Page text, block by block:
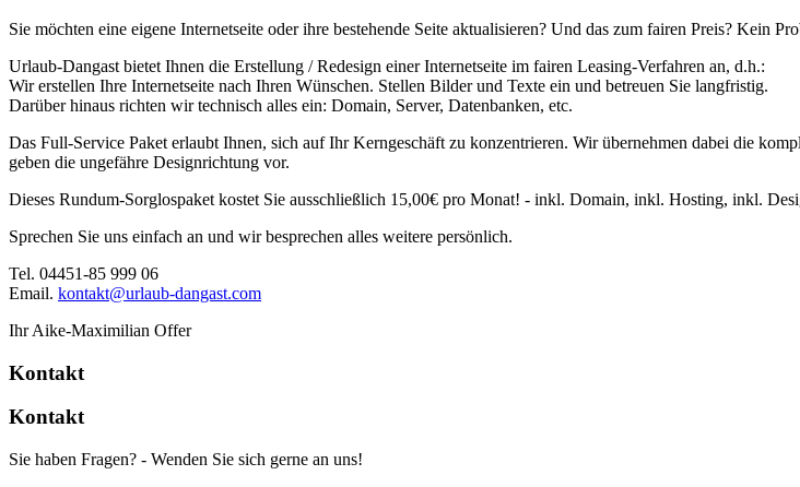
Sie möchten eine eigene Internetseite oder ihre bestehende Seite aktualisieren? Und das zum fairen Preis? Kein
Urlaub-Dangast bietet Ihnen die Erstellung / Redesign einer Internetseite im fairen Leasing-Verfahren an, d.h.:
Wir erstellen Ihre Internetseite nach Ihren Wünschen. Stellen Bilder und Texte ein und betreuen Sie langfristig.
Darüber hinaus richten wir technisch alles ein: Domain, Server, Datenbanken, etc.
Das Full-Service Paket erlaubt Ihnen, sich auf Ihr Kerngeschäft zu konzentrieren. Wir übernehmen dabei die
geben die ungefähre Designrichtung vor.
Dieses Rundum-Sorglospaket kostet Sie ausschließlich 15,00€ pro Monat! - inkl. Domain, inkl. Hosting, inkl.
Sprechen Sie uns einfach an und wir besprechen alles weitere persönlich.
Tel. 04451-85 999 06
Email. kontakt@urlaub-dangast.com
Ihr Aike-Maximilian Offer
Kontakt
Kontakt
Sie haben Fragen? - Wenden Sie sich gerne an uns!